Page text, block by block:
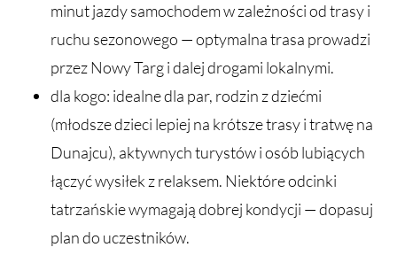
minut jazdy samochodem w zależności od trasy i
ruchu sezonowego — optymalna trasa prowadzi
przez Nowy Targ i dalej drogami lokalnymi.
dla kogo: idealne dla par, rodzin z dziećmi
(młodsze dzieci lepiej na krótsze trasy i tratwę na
Dunajcu), aktywnych turystów i osób lubiących
łączyć wysiłek z relaksem. Niektóre odcinki
tatrzańskie wymagają dobrej kondycji — dopasuj
plan do uczestników.